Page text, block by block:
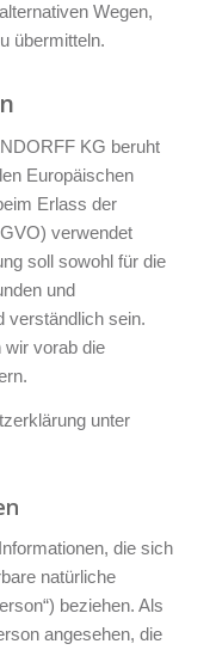
Wegen,
übermitteln.
KG beruht
Europäischen
Erlass der
verwendet
soll sowohl für die
und
verständlich sein.
vorab die
unter
die sich
natürliche
beziehen. Als
angesehen, die